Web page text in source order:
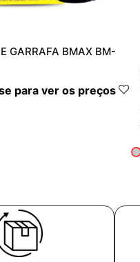
GARRAFA BMAX BM-
para ver os preços